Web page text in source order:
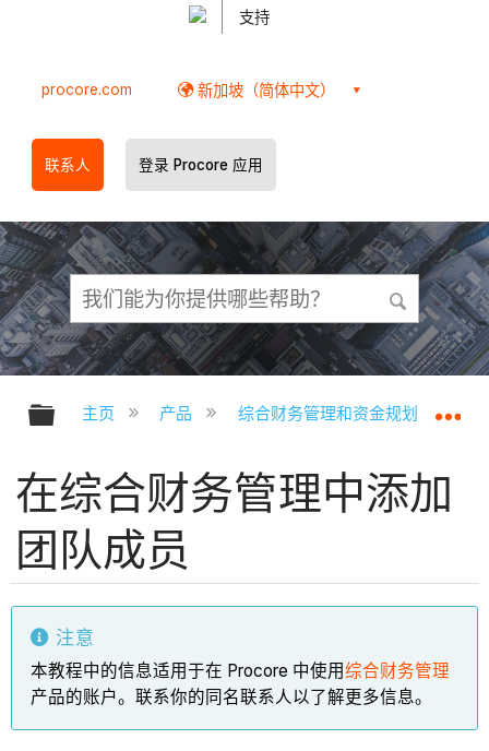
支持
procore.com 新加坡（简体中文）
联系人 登录 Procore 应用
扩展/隐缩全局层次
主页 产品 综合财务管理和资金规划
在综合财务管理中添加
团队成员
注意
本教程中的信息适用于在 Procore 中使用综合财务管理
产品的账户。联系你的同名联系人以了解更多信息。